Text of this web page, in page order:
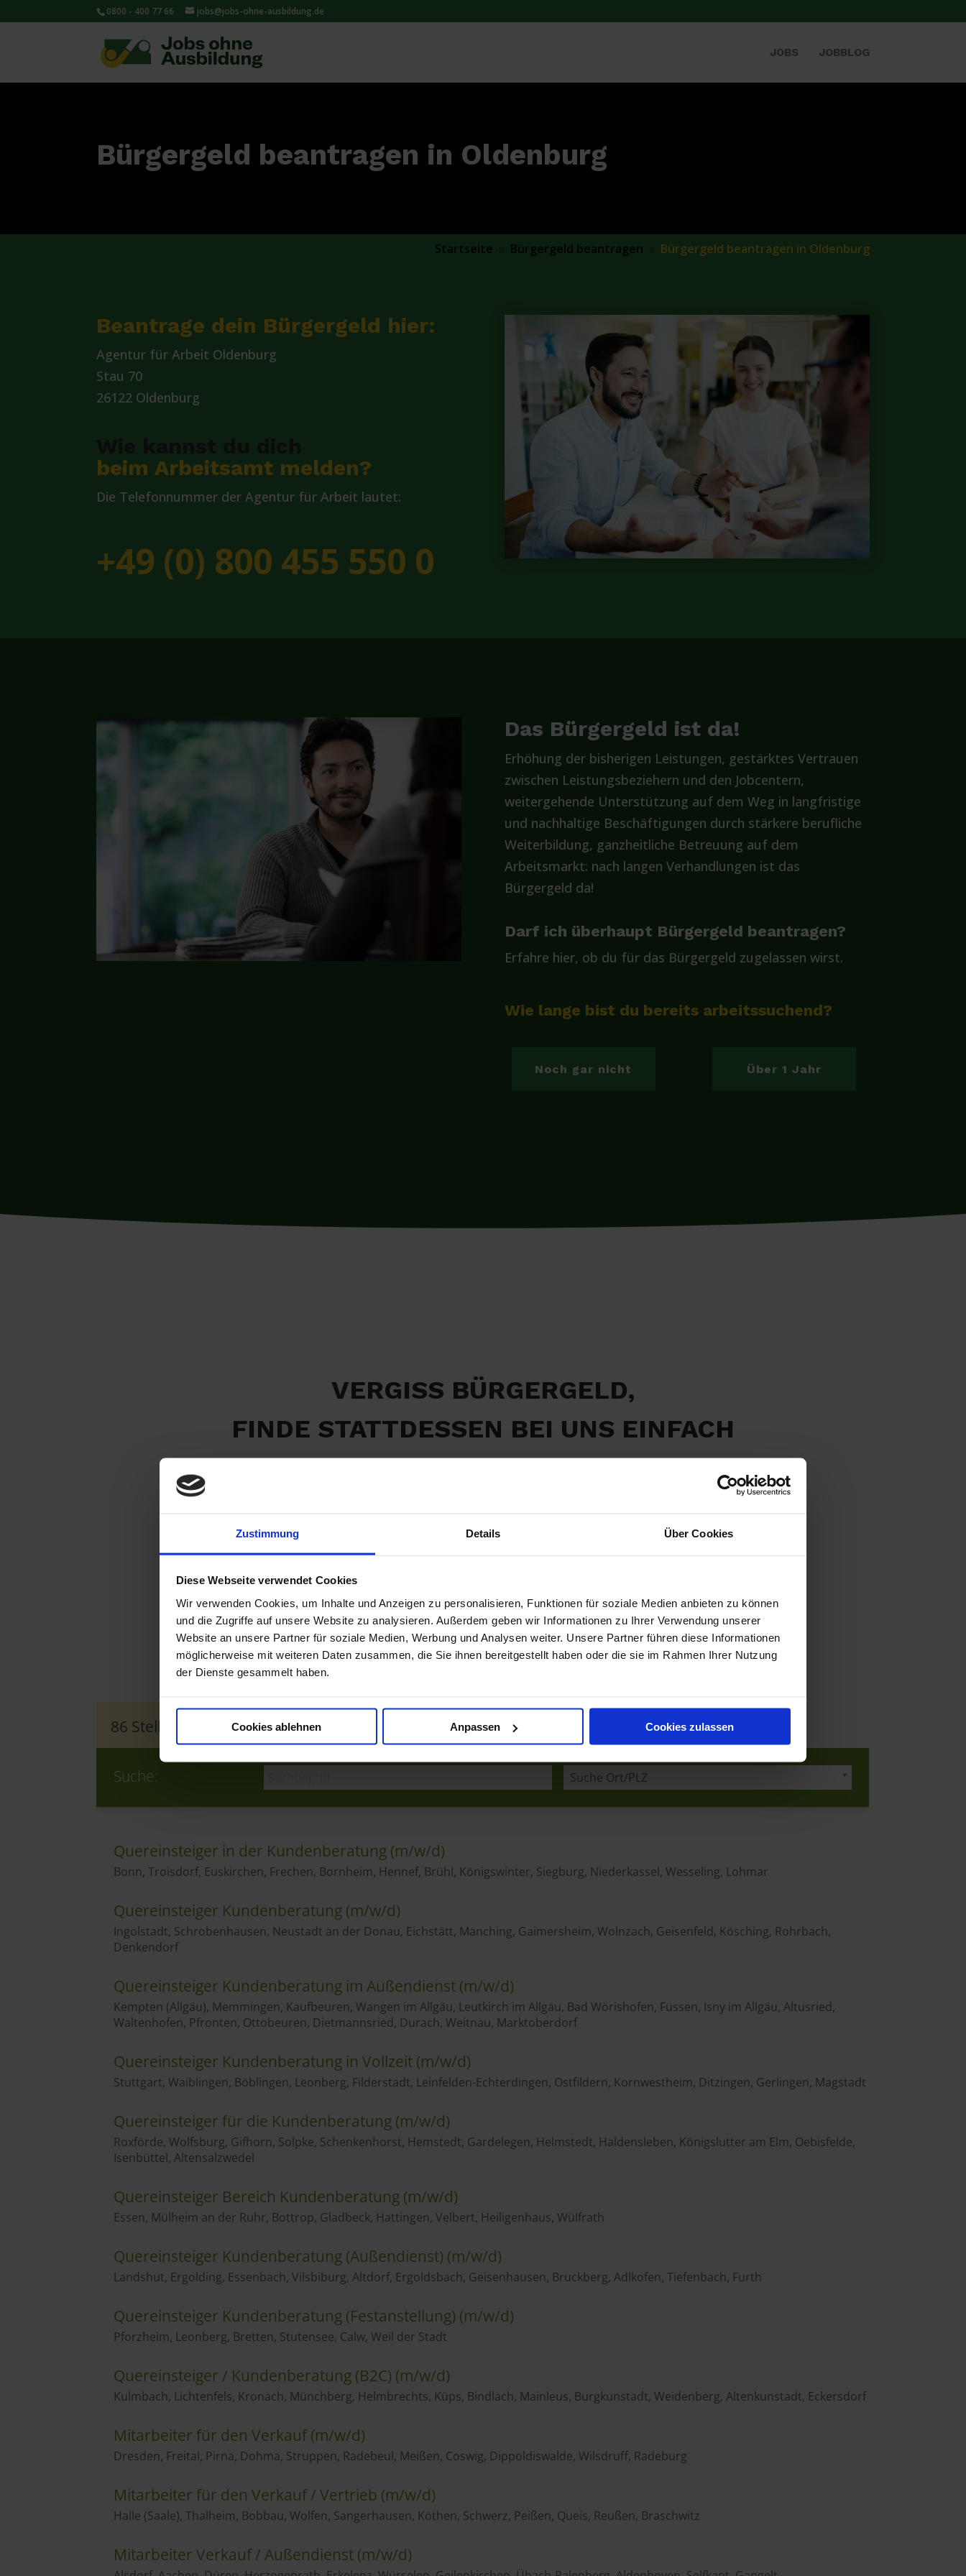
Zustimmung Details Über Cookies
Diese Webseite verwendet Cookies
Wir verwenden Cookies, um Inhalte und Anzeigen zu personalisieren, Funktionen für soziale Medien anbieten zu können
und die Zugriffe auf unsere Website zu analysieren. Außerdem geben wir Informationen zu Ihrer Verwendung unserer
Website an unsere Partner für soziale Medien, Werbung und Analysen weiter. Unsere Partner führen diese Informationen
möglicherweise mit weiteren Daten zusammen, die Sie ihnen bereitgestellt haben oder die sie im Rahmen Ihrer Nutzung
der Dienste gesammelt haben.
Cookies ablehnen Anpassen Cookies zulassen
0800 - 400 77 66 jobs@jobs-ohne-ausbildung.de
JOBS JOBBLOG
Bürgergeld beantragen in Oldenburg
Startseite Bürgergeld beantragen Bürgergeld beantragen in Oldenburg
Beantrage dein Bürgergeld hier:
Agentur für Arbeit Oldenburg
Stau 70
26122 Oldenburg
beim Arbeitsamt melden?
Die Telefonnummer der Agentur für Arbeit lautet:
+49 (0) 800 455 550 0
Das Bürgergeld ist da!
Erhöhung der bisherigen Leistungen, gestärktes Vertrauen
zwischen Leistungsbeziehern und den Jobcentern,
weitergehende Unterstützung auf dem Weg in langfristige
und nachhaltige Beschäftigungen durch stärkere berufliche
Weiterbildung, ganzheitliche Betreuung auf dem
Arbeitsmarkt: nach langen Verhandlungen ist das
Bürgergeld da!
Darf ich überhaupt Bürgergeld beantragen?
Erfahre hier, ob du für das Bürgergeld zugelassen wirst.
Wie lange bist du bereits arbeitssuchend?
Noch gar nicht Über 1 Jahr
VERGISS BÜRGERGELD,
FINDE STATTDESSEN BEI UNS EINFACH
EINEN NEUEN JOB!